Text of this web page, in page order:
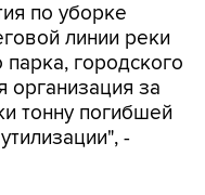
по уборке
линии реки
парка, городского
организация за
тонну погибшей
-